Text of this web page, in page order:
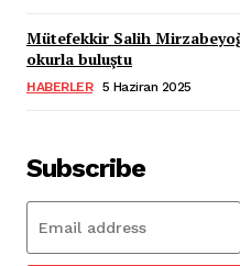
Mütefekkir Salih
okurla buluştu
HABERLER 5 Haziran 2025
Subscribe